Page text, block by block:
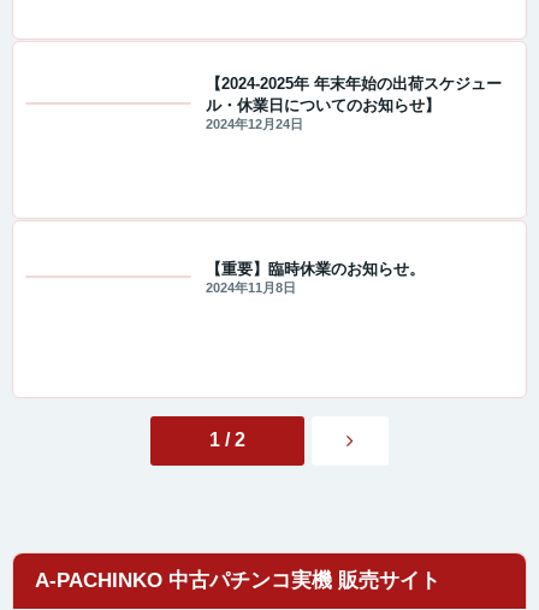
【2024-2025年 年末年始の出荷スケジュー
ル・休業日についてのお知らせ】
2024年12月24日
【重要】臨時休業のお知らせ。
2024年11月8日
1 / 2
A-PACHINKO 中古パチンコ実機 販売サイト